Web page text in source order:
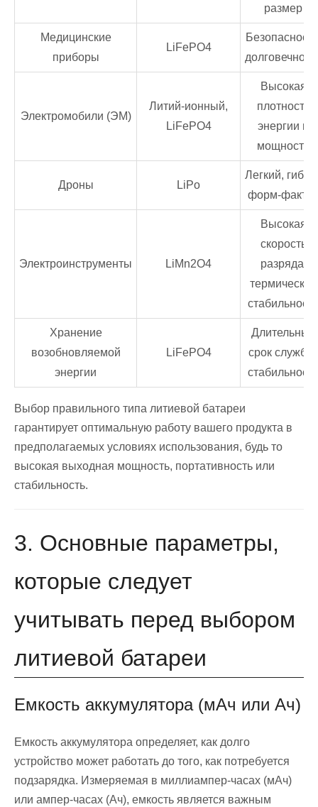
размер
Медицинские
приборы
LiFePO4
Электромобили (ЭМ)
Литий-ионный,
LiFePO4
Высокая
плотность
энергии и
мощности
Дроны LiPo
Легкий,
форм-
Электроинструменты LiMn2O4
Высокая
скорость
разряда,
термическая
стабильность
Хранение
возобновляемой
энергии
LiFePO4
Длительный
срок службы,
стабильность
Выбор правильного типа литиевой батареи
гарантирует оптимальную работу вашего продукта в
предполагаемых условиях использования, будь то
высокая выходная мощность, портативность или
стабильность.
3. Основные параметры,
которые следует
учитывать перед выбором
литиевой батареи
Емкость аккумулятора (мАч или Ач)
Емкость аккумулятора определяет, как долго
устройство может работать до того, как потребуется
подзарядка. Измеряемая в миллиампер-часах (мАч)
или ампер-часах (Ач), емкость является важным